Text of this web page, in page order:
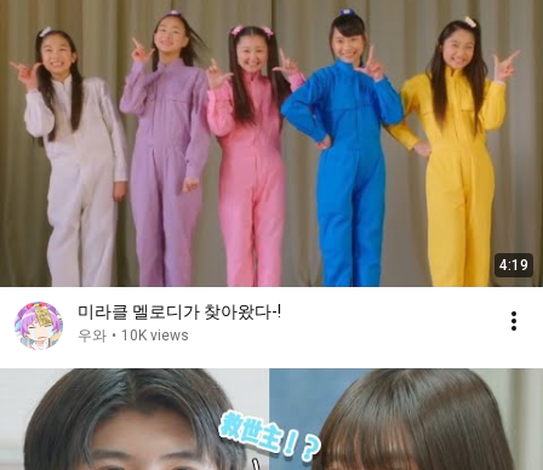
4:19
미라클 멜로디가 찾아왔다-!
우와 • 10K views